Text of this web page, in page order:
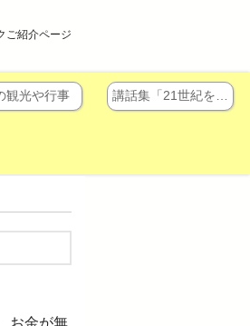
ご紹介ページ
観光や行事 講話集「21世紀を…
お金が無